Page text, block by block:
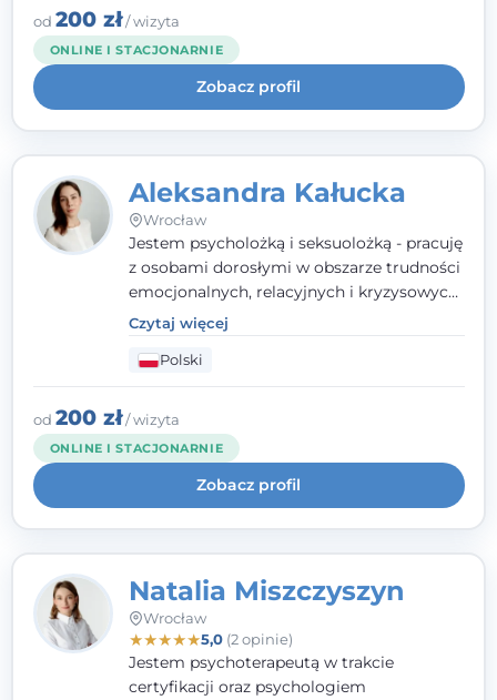
humanistycznym, opartym na
partnerstwie i podmiotowości klienta.
od 200 zł/ wizyta
ONLINE I STACJONARNIE
Zobacz profil
Aleksandra Kałucka
Wrocław
Jestem psycholożką i seksuolożką - pracuję
z osobami dorosłymi w obszarze trudności
emocjonalnych, relacyjnych i kryzysowych,
w tym z osobami po doświadczeniach
przemocy. Ukończyłam psychologię
kliniczną oraz studia podyplomowe z
interwencji kryzysowej i seksuologii
klinicznej na SWPS we Wrocławiu. W pracy
kieruję się empatią, etyką zawodową i
uważnością na potrzeby klienta.
Czytaj więcej
Polski
od 200 zł/ wizyta
ONLINE I STACJONARNIE
Zobacz profil
Natalia Miszczyszyn
Wrocław
★★★★★5,0(2 opinie)
Jestem psychoterapeutą w trakcie
certyfikacji oraz psychologiem